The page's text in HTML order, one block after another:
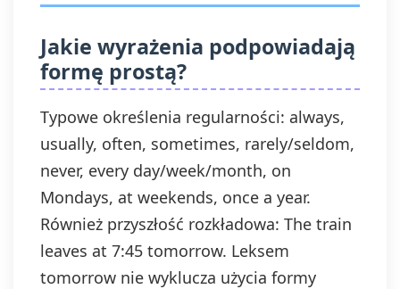
Jakie wyrażenia podpowiadają
formę prostą?
Typowe określenia regularności: always,
usually, often, sometimes, rarely/seldom,
never, every day/week/month, on
Mondays, at weekends, once a year.
Również przyszłość rozkładowa: The train
leaves at 7:45 tomorrow. Leksem
tomorrow nie wyklucza użycia formy